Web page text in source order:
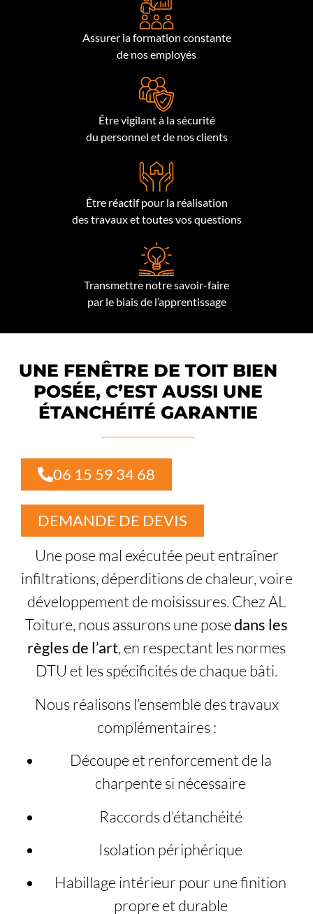
Assurer la formation constante
de nos employés
Être vigilant à la sécurité
du personnel et de nos clients
Être réactif pour la réalisation
des travaux et toutes vos questions
Transmettre notre savoir-faire
par le biais de l’apprentissage
UNE FENÊTRE DE TOIT BIEN
POSÉE, C’EST AUSSI UNE
ÉTANCHÉITÉ GARANTIE
06 15 59 34 68
DEMANDE DE DEVIS
Une pose mal exécutée peut entraîner
infiltrations, déperditions de chaleur, voire
développement de moisissures. Chez AL
Toiture, nous assurons une posedans les
règles de l’art, en respectant les normes
DTU et les spécificités de chaque bâti.
Nous réalisons l’ensemble des travaux
complémentaires :
Découpe et renforcement de la
charpente si nécessaire
Raccords d’étanchéité
Isolation périphérique
Habillage intérieur pour une finition
propre et durable